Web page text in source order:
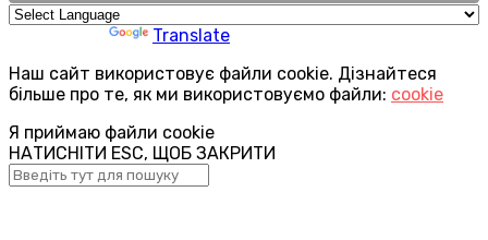
Translate
Наш сайт використовує файли cookie. Дізнайтеся
більше про те, як ми використовуємо файли: cookie
Я приймаю файли cookie
НАТИСНІТИ ESC, ЩОБ ЗАКРИТИ